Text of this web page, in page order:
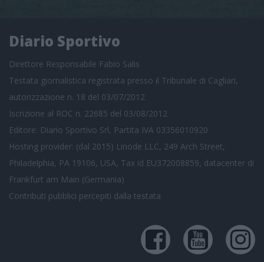
Diario Sportivo
Direttore Responsabile Fabio Salis
Testata giornalistica registrata presso il Tribunale di Cagliari,
autorizzazione n. 18 del 03/07/2012
Iscrizione al ROC n. 22685 del 03/08/2012
Editore: Diario Sportivo Srl, Partita IVA 03356010920
Hosting provider: (dal 2015) Linode LLC, 249 Arch Street,
Philadelphia, PA 19106, USA, Tax id EU372008859, datacenter di
Frankfurt am Main (Germania)
Contributi pubblici percepiti dalla testata